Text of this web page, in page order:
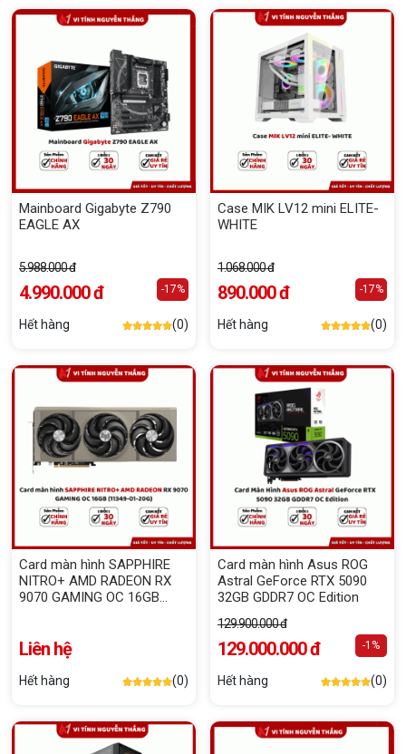
Mainboard Gigabyte Z790
EAGLE AX
5.988.000 đ
4.990.000 đ -17%
Hết hàng (0)
Case MIK LV12 mini ELITE-
WHITE
1.068.000 đ
890.000 đ -17%
Hết hàng (0)
Card màn hình SAPPHIRE
NITRO+ AMD RADEON RX
9070 GAMING OC 16GB
Liên hệ
Hết hàng (0)
Card màn hình Asus ROG
Astral GeForce RTX 5090
32GB GDDR7 OC Edition
129.900.000 đ
129.000.000 đ -1%
Hết hàng (0)